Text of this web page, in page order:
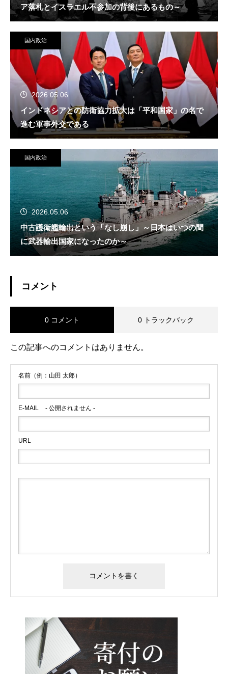
ア落札とイスラエル不参加の背後にあるもの～
国内政治
2026.05.06
インドネシアとの防衛協力拡大は「平和国家」の名で
進む軍事外交である
国内政治
2026.05.06
中古護衛艦輸出という「なし崩し」～日本はいつの間
に武器輸出国家になったのか～
コメント
0 コメント 0 トラックバック
この記事へのコメントはありません。
名前（例：山田 太郎）
E-MAIL - 公開されません -
URL